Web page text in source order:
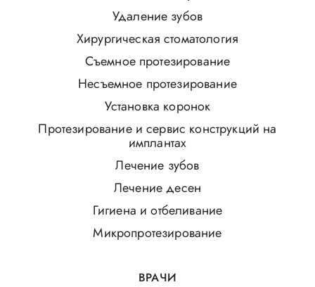
Удаление зубов
Хирургическая стоматология
Съемное протезирование
Несъемное протезирование
Установка коронок
Протезирование и сервис конструкций на
имплантах
Лечение зубов
Лечение десен
Гигиена и отбеливание
Микропротезирование
ВРАЧИ